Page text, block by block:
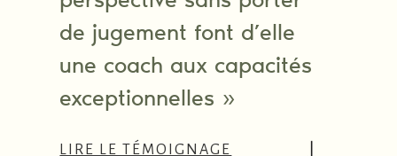
de jugement font d’elle
une coach aux capacités
exceptionnelles »
LIRE LE TÉMOIGNAGE